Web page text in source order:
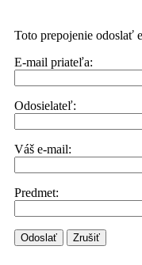
Toto prepojenie odoslať
E-mail priateľa:
Odosielateľ:
Váš e-mail:
Predmet:
Odoslať Zrušiť